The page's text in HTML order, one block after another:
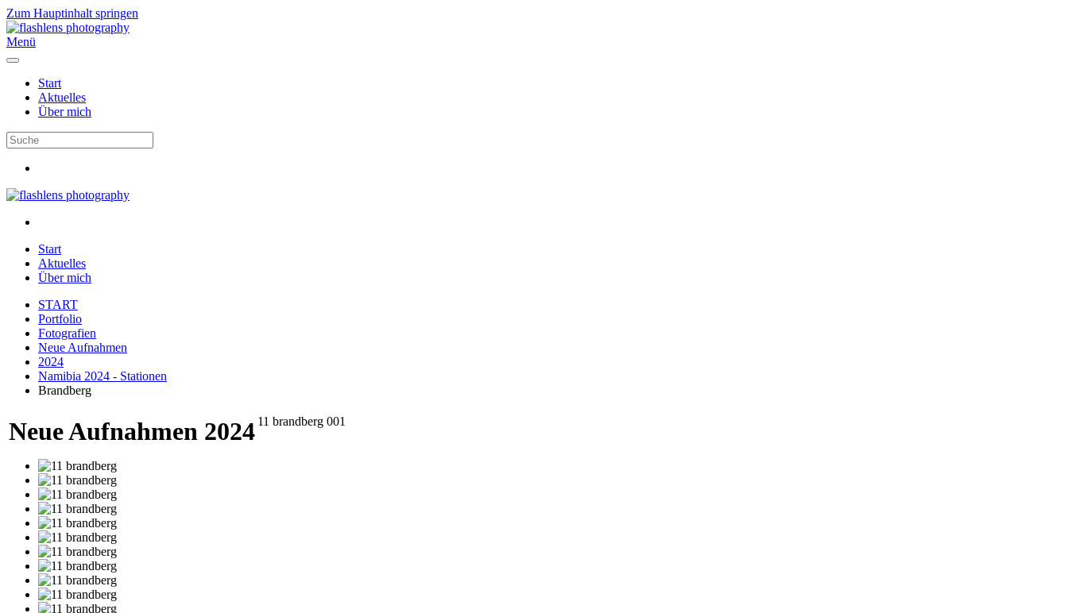
Zum Hauptinhalt springen
Menü
Start
Aktuelles
Über mich
Start
Aktuelles
Über mich
START
Portfolio
Fotografien
Neue Aufnahmen
2024
Namibia 2024 - Stationen
Brandberg
Neue Aufnahmen 2024 11 brandberg 001